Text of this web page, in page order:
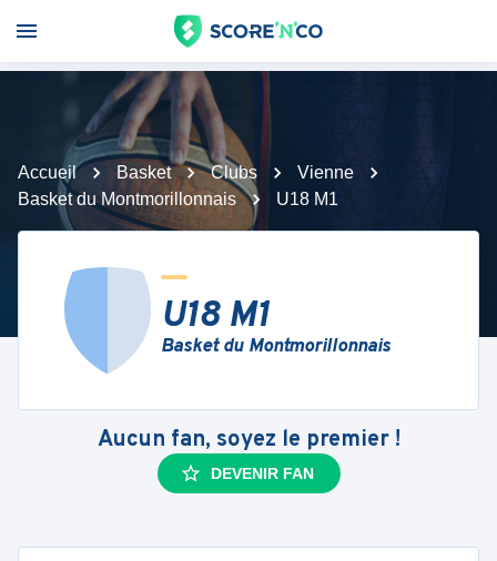
Accueil Basket Clubs
Vienne
Basket du Montmorillonnais
U18 M1
U18 M1
Basket du Montmorillonnais
Aucun fan, soyez le premier !
DEVENIR FAN